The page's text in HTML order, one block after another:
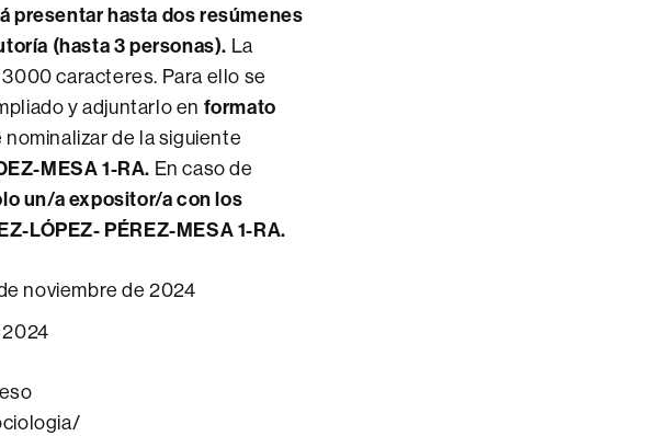
presentar hasta dos resúmenes
(hasta 3 personas). La
caracteres. Para ello se
y adjuntarlo en formato
de la siguiente
MESA 1-RA. En caso de
un/a expositor/a con los
LÓPEZ- PÉREZ-MESA 1-RA.
noviembre de 2024